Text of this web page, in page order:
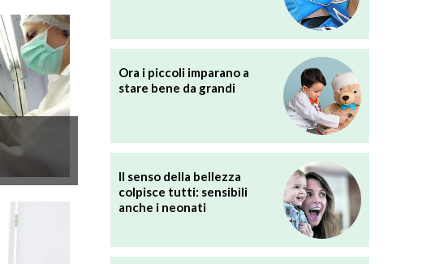
Ora i piccoli imparano a
stare bene da grandi
Il senso della bellezza
colpisce tutti: sensibili
anche i neonati